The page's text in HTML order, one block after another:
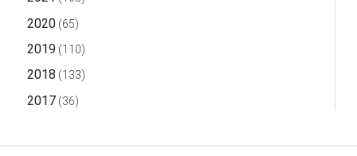
2020(65)
2019 (110)
2018 (133)
2017(36)